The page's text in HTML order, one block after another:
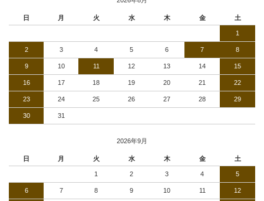
日 月 火 水 木 金 土
1
2 3 4 5 6 7 8
9 10 11 12 13 14 15
16 17 18 19 20 21 22
23 24 25 26 27 28 29
30 31
2026年9月
日 月 火 水 木 金 土
1 2 3 4 5
6 7 8 9 10 11 12